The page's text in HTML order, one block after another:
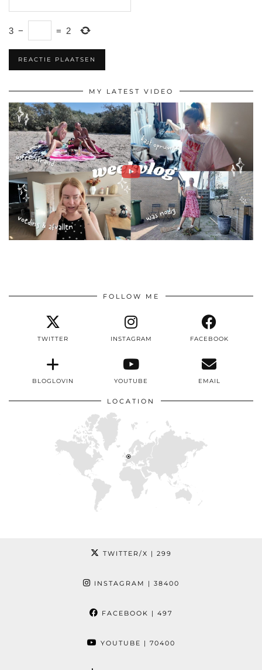
3 − = 2
MY LATEST VIDEO
FOLLOW ME
TWITTER INSTAGRAM FACEBOOK
BLOGLOVIN YOUTUBE EMAIL
LOCATION
TWITTER/X | 299
INSTAGRAM | 38400
FACEBOOK | 497
YOUTUBE | 70400